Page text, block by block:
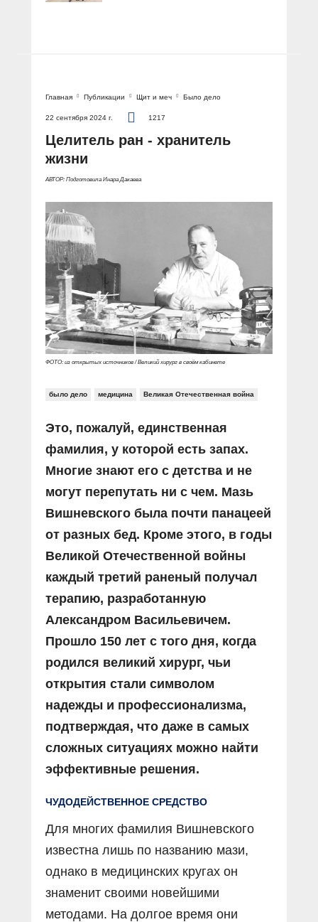
Главная Публикации Щит и меч Было дело
22 сентября 2024 г. 1217
Целитель ран - хранитель
жизни
АВТОР: Подготовила Инара Дакаева
ФОТО: из открытых источников / Великий хирург в своём кабинете
было дело медицина Великая Отечественная война
Это, пожалуй, единственная
фамилия, у которой есть запах.
Многие знают его с детства и не
могут перепутать ни с чем. Мазь
Вишневского была почти панацеей
от разных бед. Кроме этого, в годы
Великой Отечественной войны
каждый третий раненый получал
терапию, разработанную
Александром Васильевичем.
Прошло 150 лет с того дня, когда
родился великий хирург, чьи
открытия стали символом
надежды и профессионализма,
подтверждая, что даже в самых
сложных ситуациях можно найти
эффективные решения.
ЧУДОДЕЙСТВЕННОЕ СРЕДСТВО
Для многих фамилия Вишневского
известна лишь по названию мази,
однако в медицинских кругах он
знаменит своими новейшими
методами. На долгое время они